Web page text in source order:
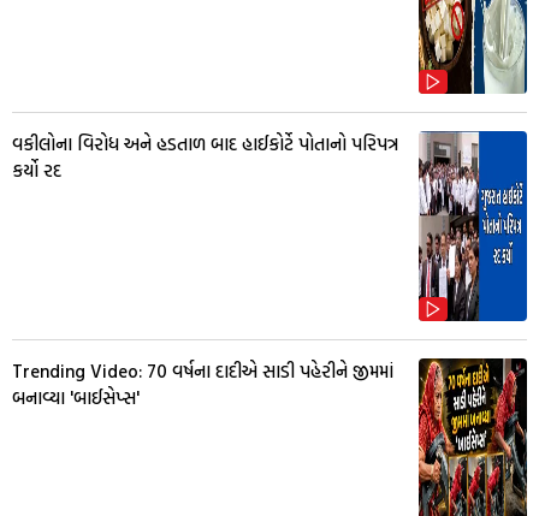
વકીલોના વિરોધ અને હડતાળ બાદ હાઈકોર્ટે પોતાનો પરિપત્ર
કર્યો રદ
Trending Video: 70 વર્ષના દાદીએ સાડી પહેરીને જીમમાં
બનાવ્યા 'બાઈસેપ્સ'